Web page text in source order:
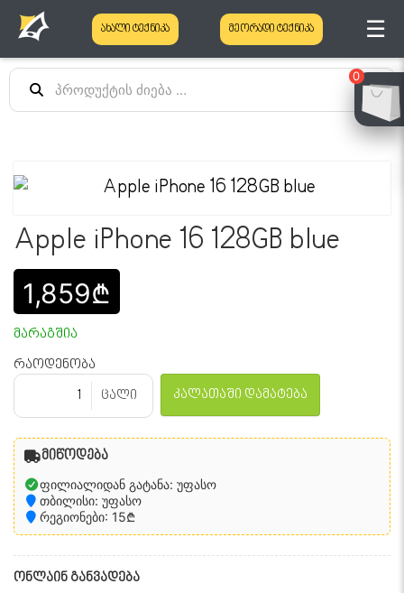
0
ახალი ტექნიკა მეორადი ტექნიკა ☰
Apple iPhone 16 128GB blue
1,859₾
მარაგშია
რაოდენობა
ცალი
კალათაში დამატება
მიწოდება
ფილიალიდან გატანა: უფასო
თბილისი: უფასო
რეგიონები: 15₾
ონლაინ განვადება